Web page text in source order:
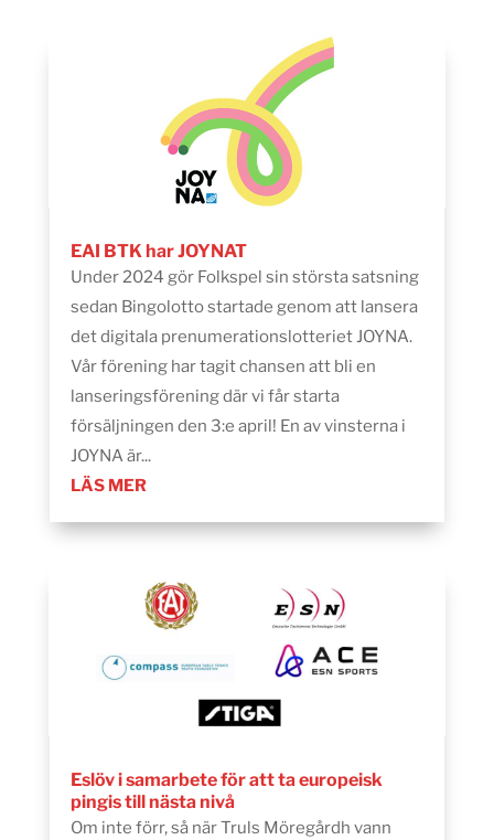
EAI BTK har JOYNAT
Under 2024 gör Folkspel sin största satsning
sedan Bingolotto startade genom att lansera
det digitala prenumerationslotteriet JOYNA.
Vår förening har tagit chansen att bli en
lanseringsförening där vi får starta
försäljningen den 3:e april! En av vinsterna i
JOYNA är...
LÄS MER
Eslöv i samarbete för att ta europeisk
pingis till nästa nivå
Om inte förr, så när Truls Möregårdh vann